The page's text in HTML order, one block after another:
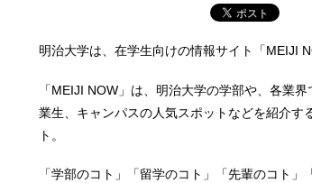
明治大学は、在学生向けの情報サイト「MEIJI
「MEIJI NOW」は、明治大学の学部や、各業
業生、キャンパスの人気スポットなどを紹介す
ト。
「学部のコト」「留学のコト」「先輩のコト」